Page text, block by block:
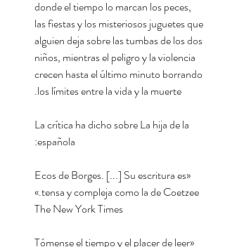
donde el tiempo lo marcan los peces,
las fiestas y los misteriosos juguetes que
alguien deja sobre las tumbas de los dos
niños, mientras el peligro y la violencia
crecen hasta el último minuto borrando
los límites entre la vida y la muerte.
La crítica ha dicho sobre La hija de la
española:
«Ecos de Borges. [...] Su escritura es
tensa y compleja como la de Coetzee.»
The New York Times
«Tómense el tiempo y el placer de leer